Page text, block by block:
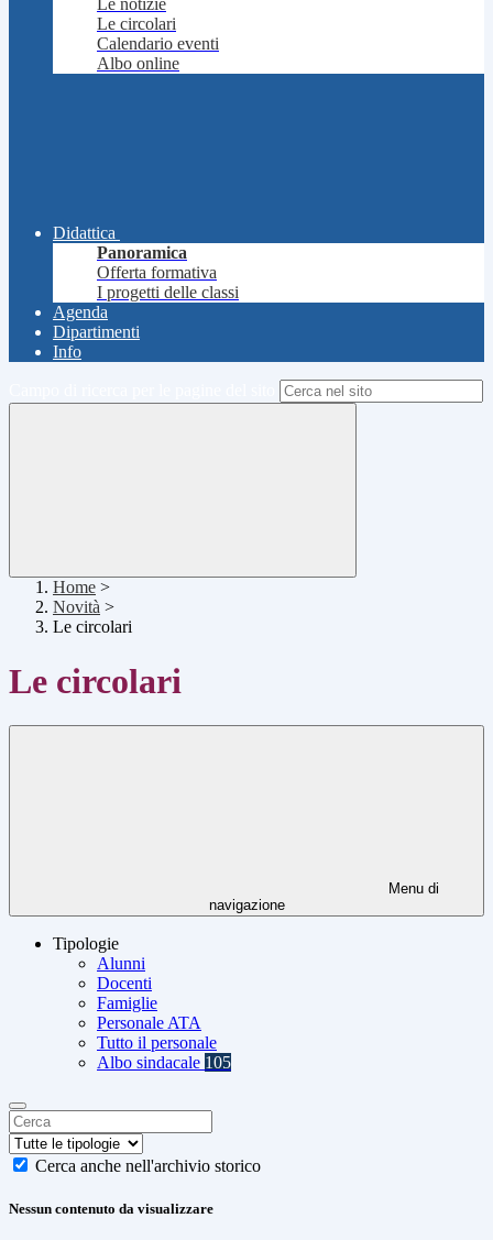
Le notizie
Le circolari
Calendario eventi
Albo online
Didattica
Panoramica
Offerta formativa
I progetti delle classi
Agenda
Dipartimenti
Info
Home >
Novità >
Le circolari
Le circolari
Menu di
navigazione
Tipologie
Alunni
Docenti
Famiglie
Personale ATA
Tutto il personale
Albo sindacale 105
Cerca anche nell'archivio storico
Nessun contenuto da visualizzare